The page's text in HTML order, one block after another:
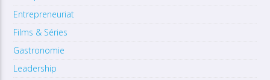
Entrepreneuriat
Films & Séries
Gastronomie
Leadership